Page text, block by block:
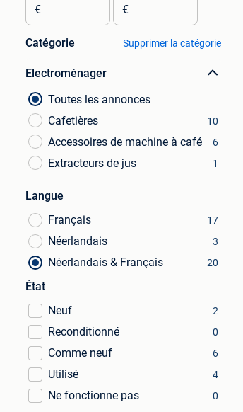
€ €
Catégorie Supprimer la catégorie
Electroménager
Toutes les annonces
Cafetières
10
Accessoires de machine à café 6
Extracteurs de jus 1
Langue
Français
17
Néerlandais 3
Néerlandais & Français 20
État
Neuf
2
Reconditionné 0
Comme neuf 6
Utilisé 4
Ne fonctionne pas 0